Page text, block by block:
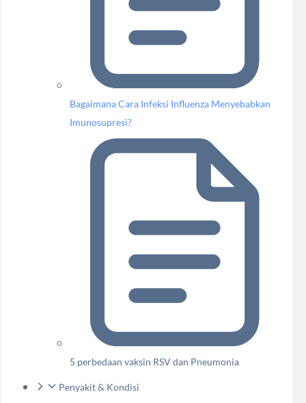
Bagaimana Cara Infeksi Influenza Menyebabkan
Imunosupresi?
5 perbedaan vaksin RSV dan Pneumonia
Penyakit & Kondisi